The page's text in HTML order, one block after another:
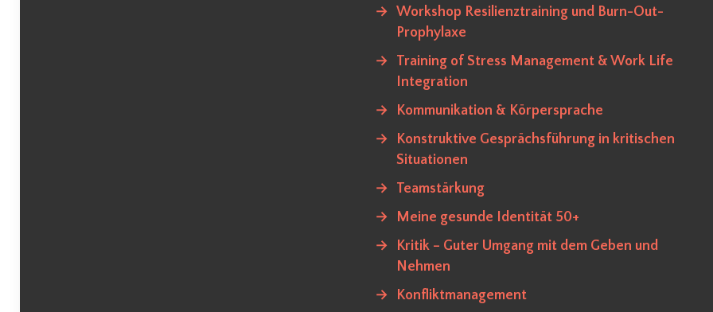
→ Workshop Resilienztraining und Burn-Out-
Prophylaxe
→ Training of Stress Management & Work Life
Integration
→
Kommunikation & Körpersprache
→
Konstruktive Gesprächsführung in kritischen
Situationen
→ Teamstärkung
→
Meine gesunde Identität 50+
→
Kritik – Guter Umgang mit dem Geben und
Nehmen
→
Konfliktmanagement